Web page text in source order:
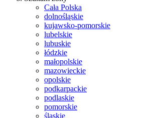
Cała Polska
dolnośląskie
kujawsko-pomorskie
lubelskie
lubuskie
łódzkie
małopolskie
mazowieckie
opolskie
podkarpackie
podlaskie
pomorskie
śląskie